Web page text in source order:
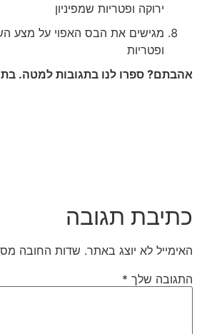
ירוקה ופטריות שמפיניון
מגישים את הבס האפוי על מצע
ופטריות
אהבתם? ספרו לנו בתגובות למטה.
כתיבת תגובה
האימייל לא יוצג באתר. שדות החובה
התגובה שלך*